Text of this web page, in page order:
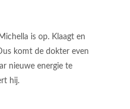
Michella is op. Klaagt en
komt de dokter even
nieuwe energie te
hij.